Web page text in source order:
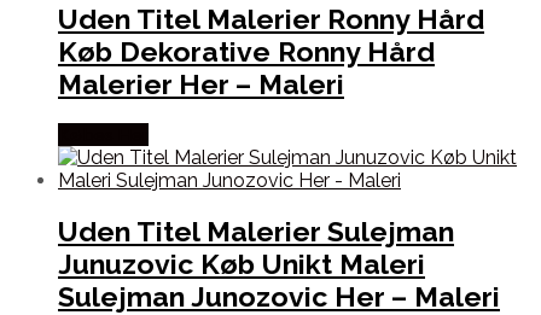
Uden Titel Malerier Ronny Hård
Køb Dekorative Ronny Hård
Malerier Her – Maleri
Uden Titel Malerier Sulejman
Junuzovic Køb Unikt Maleri
Sulejman Junozovic Her – Maleri